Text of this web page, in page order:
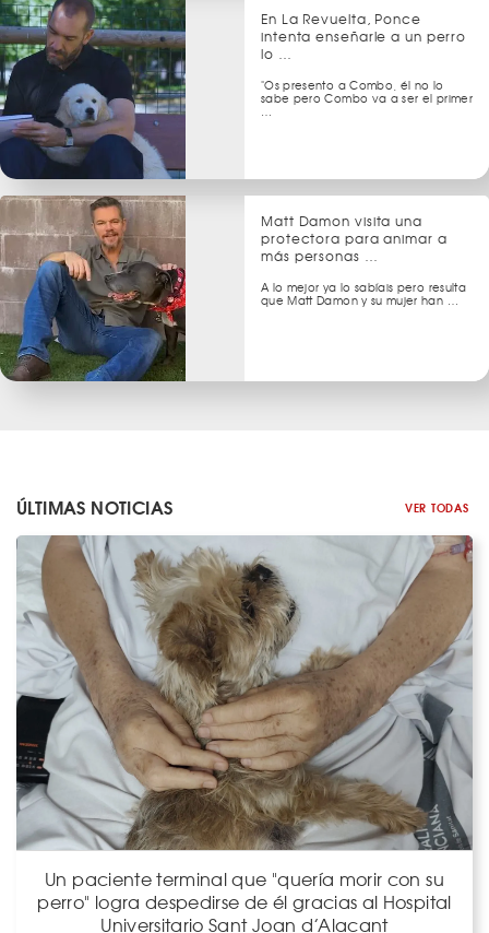
En La Revuelta, Ponce
intenta enseñarle a un perro
lo …
"Os presento a Combo, él no lo
sabe pero Combo va a ser el primer
…
Matt Damon visita una
protectora para animar a
más personas …
A lo mejor ya lo sabíais pero resulta
que Matt Damon y su mujer han …
ÚLTIMAS NOTICIAS VER TODAS
Un paciente terminal que "quería morir con su
perro" logra despedirse de él gracias al Hospital
Universitario Sant Joan d’Alacant